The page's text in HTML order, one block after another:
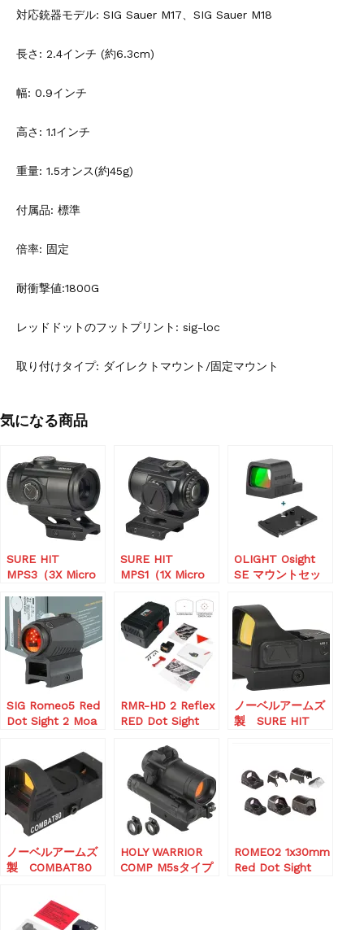
対応銃器モデル: SIG Sauer M17、SIG Sauer M18
長さ: 2.4インチ (約6.3cm)
幅: 0.9インチ
高さ: 1.1インチ
重量: 1.5オンス(約45g)
付属品: 標準
倍率: 固定
耐衝撃値:1800G
レッドドットのフットプリント: sig-loc
取り付けタイプ: ダイレクトマウント/固定マウント
気になる商品
SURE HIT
MPS3（3X Micro
SURE HIT
MPS1（1X Micro
OLIGHT Osight
SE マウントセッ
SIG Romeo5 Red
Dot Sight 2 Moa
2024Ver.
RMR-HD 2 Reflex
RED Dot Sight
ノーベルアームズ
製 SURE HIT
ノーベルアームズ
製 COMBAT80
HOLY WARRIOR
COMP M5sタイプ
ROMEO2 1x30mm
Red Dot Sight